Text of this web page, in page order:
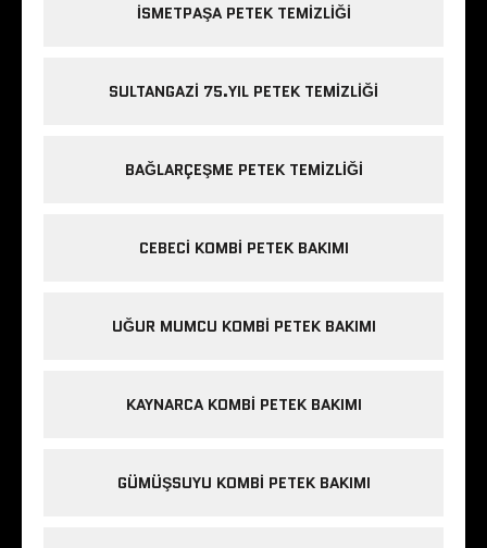
ISMETPAŞA PETEK TEMIZLIĞI
SULTANGAZI 75.YIL PETEK TEMIZLIĞI
BAĞLARÇEŞME PETEK TEMIZLIĞI
CEBECI KOMBI PETEK BAKIMI
UĞUR MUMCU KOMBI PETEK BAKIMI
KAYNARCA KOMBI PETEK BAKIMI
GÜMÜŞSUYU KOMBI PETEK BAKIMI